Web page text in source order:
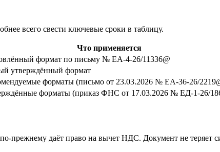
всего свести ключевые сроки в таблицу.
Что применяется
формат по письму № ЕА-4-26/11336@
утверждённый формат
форматы (письмо от 23.03.2026 № ЕА-36-26/
форматы (приказ ФНС от 17.03.2026 № ЕД-1-26/
прежнему даёт право на вычет НДС. Документ не теряет